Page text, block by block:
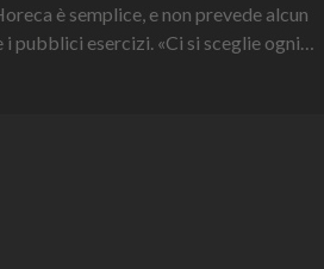
è semplice, e non prevede alcun
pubblici esercizi. «Ci si sceglie ogni